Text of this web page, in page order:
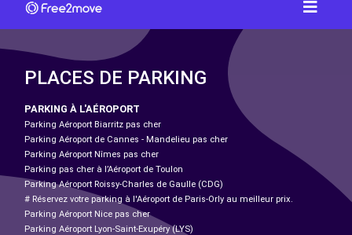
PLACES DE PARKING
PARKING À L'AÉROPORT
Parking Aéroport Biarritz pas cher
Parking Aéroport de Cannes - Mandelieu pas cher
Parking Aéroport Nîmes pas cher
Parking pas cher à l’Aéroport de Toulon
Parking Aéroport Roissy-Charles de Gaulle (CDG)
# Réservez votre parking à l'Aéroport de Paris-Orly au meilleur prix.
Parking Aéroport Nice pas cher
Parking Aéroport Lyon-Saint-Exupéry (LYS)